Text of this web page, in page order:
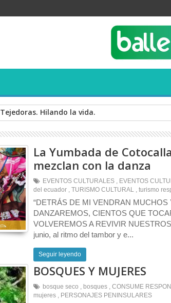
Tejedoras. Hilando la vida.
La Yumbada de
mezclan con la danza
EVENTOS CULTURALES , EVENTOS
del ecuador , TURISMO CULTURAL , turismo
“DETRÁS DE MI VENDRAN
DANZAREMOS, CIENTOS QUE
VOLVEREMOS A REVIVIR
junio, al ritmo del tambor y e...
Seguir leyendo
BOSQUES Y MUJERES
bosque seco , bosques , CONSUME
mujeres , PERSONAJES PENINSULARES